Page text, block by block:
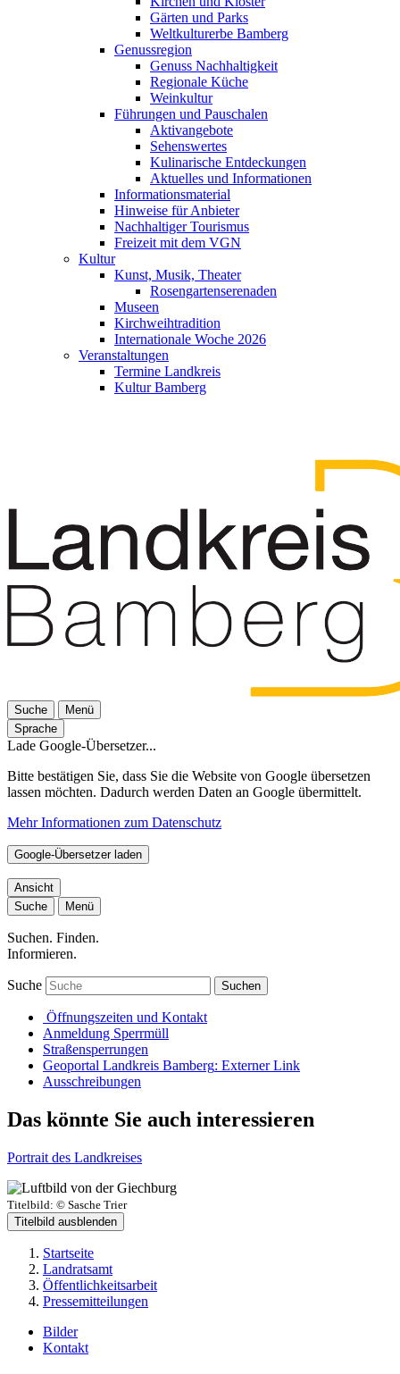
Gärten und Parks
Weltkulturerbe Bamberg
Genussregion
Genuss Nachhaltigkeit
Regionale Küche
Weinkultur
Führungen und Pauschalen
Aktivangebote
Sehenswertes
Kulinarische Entdeckungen
Aktuelles und Informationen
Informationsmaterial
Hinweise für Anbieter
Nachhaltiger Tourismus
Freizeit mit dem VGN
Kultur
Kunst, Musik, Theater
Rosengartenserenaden
Museen
Kirchweihtradition
Internationale Woche 2026
Veranstaltungen
Termine Landkreis
Kultur Bamberg
Suche
Menü
Sprache
Lade Google-Übersetzer...
Bitte bestätigen Sie, dass Sie die Website von Google übersetzen
lassen möchten. Dadurch werden Daten an Google übermittelt.
Mehr Informationen zum Datenschutz
Google-Übersetzer laden
Ansicht
Suche
Menü
Suchen. Finden.
Informieren.
Suche Suchen
Öffnungszeiten und Kontakt
Anmeldung Sperrmüll
Straßensperrungen
Geoportal Landkreis Bamberg: Externer Link
Ausschreibungen
Das könnte Sie auch interessieren
Portrait des Landkreises
Titelbild: © Sasche Trier
Titelbild ausblenden
Startseite
Landratsamt
Öffentlichkeitsarbeit
Pressemitteilungen
Bilder
Kontakt